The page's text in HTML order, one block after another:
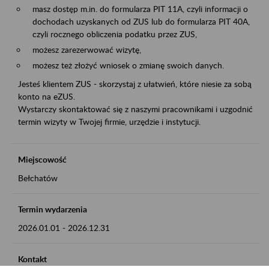
masz dostęp m.in. do formularza PIT 11A, czyli informacji o
dochodach uzyskanych od ZUS lub do formularza PIT 40A,
czyli rocznego obliczenia podatku przez ZUS,
możesz zarezerwować wizytę,
możesz też złożyć wniosek o zmianę swoich danych.
Jesteś klientem ZUS - skorzystaj z ułatwień, które niesie za sobą
konto na eZUS.
Wystarczy skontaktować się z naszymi pracownikami i uzgodnić
termin wizyty w Twojej firmie, urzędzie i instytucji.
Miejscowość
Bełchatów
Termin wydarzenia
2026.01.01 - 2026.12.31
Kontakt